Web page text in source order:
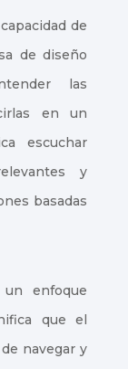
de
de diseño
las
en un
escuchar
y
basadas
enfoque
que el
navegar y